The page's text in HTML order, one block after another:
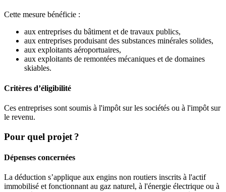
Cette mesure bénéficie :
aux entreprises du bâtiment et de travaux publics,
aux entreprises produisant des substances minérales solides,
aux exploitants aéroportuaires,
aux exploitants de remontées mécaniques et de domaines
skiables.
Critères d’éligibilité
Ces entreprises sont soumis à l'impôt sur les sociétés ou à l'impôt sur
le revenu.
Pour quel projet ?
Dépenses concernées
La déduction s’applique aux engins non routiers inscrits à l'actif
immobilisé et fonctionnant au gaz naturel, à l'énergie électrique ou à